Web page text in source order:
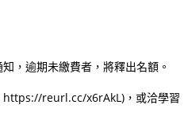
，逾期未繳費者，將釋出名額。
https://reurl.cc/x6rAkL)，或洽學習